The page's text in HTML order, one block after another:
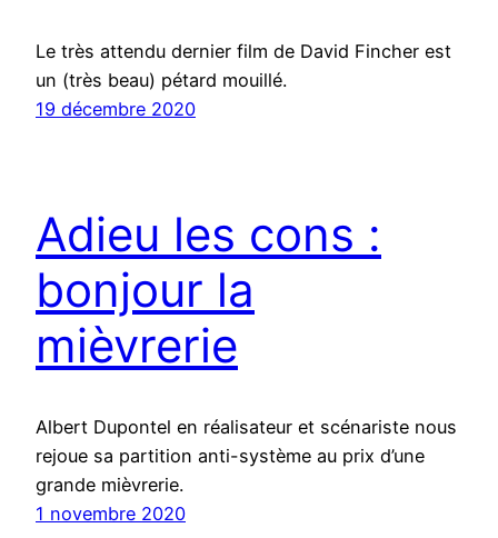
Le très attendu dernier film de David Fincher est
un (très beau) pétard mouillé.
19 décembre 2020
Adieu les cons :
bonjour la
mièvrerie
Albert Dupontel en réalisateur et scénariste nous
rejoue sa partition anti-système au prix d’une
grande mièvrerie.
1 novembre 2020